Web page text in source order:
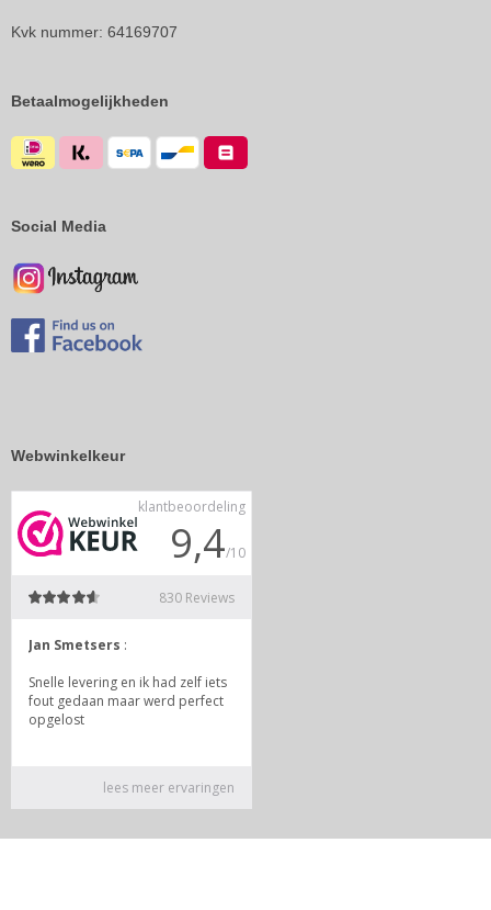
Kvk nummer: 64169707
Betaalmogelijkheden
Social Media
Webwinkelkeur